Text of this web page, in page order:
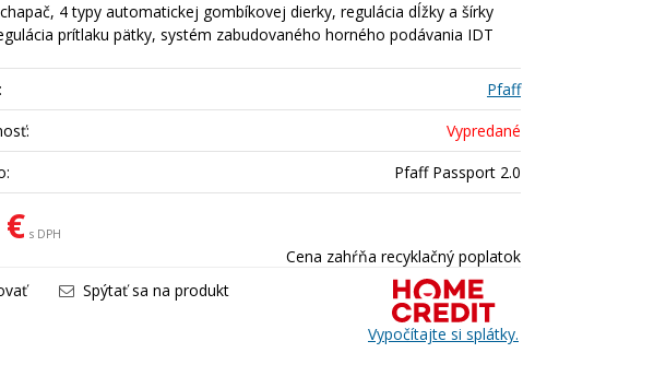
4 typy automatickej gombíkovej dierky, regulácia dĺžky a šírky
prítlaku pätky, systém zabudovaného horného podávania IDT
Pfaff
Vypredané
Pfaff Passport 2.0
s DPH
Cena zahŕňa recyklačný poplatok
Spýtať sa na produkt
Vypočítajte si splátky.